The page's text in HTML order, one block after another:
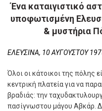
Ένα καταιγιστικό
υποφωτισμένη
& μυστήρια
EΛΕΥΣΙΝΑ, 10 ΑΥΓΟΥΣΤΟΥ
Όλοι οι κάτοικοι της πόλης
κεντρική πλατεία για να
βραδιάς: την
πασίγνωστου µάγου Αβκάρ.